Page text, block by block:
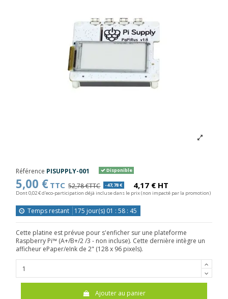
Référence PISUPPLY-001 Disponible
5,00 € TTC 52,78 €TTC -47,78 € 4,17 € HT
Dont 0,02 € d'eco-participation déjà incluse dans le prix (non impacté par la promotion)
Temps restant 175 jour(s) 01 :58 : 45
Cette platine est prévue pour s'enficher sur une plateforme
Raspberry Pi™ (A+/B+/2 /3 - non incluse). Cette dernière intègre un
afficheur ePaper/eInk de 2" (128 x 96 pixels).
Ajouter au panier